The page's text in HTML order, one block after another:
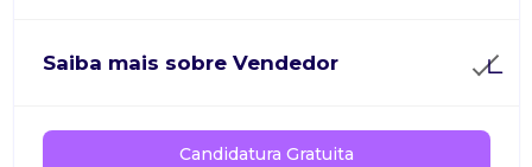
Saiba mais sobre Vendedor
Candidatura Gratuita